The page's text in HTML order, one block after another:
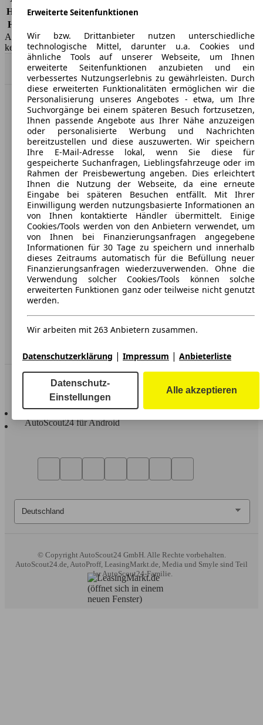
Haftpflicht -
HSN/TSN
AutoScout24 GmbH übernimmt für die Richtigkeit der Angaben
keine Gewähr.
Nach Oben
AutoScout24: Europaweit der größte Online-Automarkt.
Unternehmen
Über AutoScout24
Presse
Karriere
Werbung
AGB
Datenschutz
Impressum
Erklärung zur Barrierefreiheit
Service
In Verbindung bleiben
AutoScout24 für iOS
AutoScout24 für Android
© Copyright AutoScout24 GmbH. Alle Rechte vorbehalten.
AutoScout24.de, AutoProff, LeasingMarkt.de, Media und Smyle sind Teil
der AutoScout24-Familie.
Erweiterte Seitenfunktionen
Wir bzw. Drittanbieter nutzen unterschiedliche
technologische Mittel, darunter u.a. Cookies und
ähnliche Tools auf unserer Webseite, um Ihnen
erweiterte Seitenfunktionen anzubieten und ein
verbessertes Nutzungserlebnis zu gewährleisten. Durch
diese erweiterten Funktionalitäten ermöglichen wir die
Personalisierung unseres Angebotes - etwa, um Ihre
Suchvorgänge bei einem späteren Besuch fortzusetzen,
Ihnen passende Angebote aus Ihrer Nähe anzuzeigen
oder personalisierte Werbung und Nachrichten
bereitzustellen und diese auszuwerten. Wir speichern
Ihre E-Mail-Adresse lokal, wenn Sie diese für
gespeicherte Suchanfragen, Lieblingsfahrzeuge oder im
Rahmen der Preisbewertung angeben. Dies erleichtert
Ihnen die Nutzung der Webseite, da eine erneute
Eingabe bei späteren Besuchen entfällt. Mit Ihrer
Einwilligung werden nutzungsbasierte Informationen an
von Ihnen kontaktierte Händler übermittelt. Einige
Cookies/Tools werden von den Anbietern verwendet, um
von Ihnen bei Finanzierungsanfragen angegebene
Informationen für 30 Tage zu speichern und innerhalb
dieses Zeitraums automatisch für die Befüllung neuer
Finanzierungsanfragen wiederzuverwenden. Ohne die
Verwendung solcher Cookies/Tools können solche
erweiterten Funktionen ganz oder teilweise nicht genutzt
werden.
Wir arbeiten mit 263 Anbietern zusammen.
Datenschutzerklärung | Impressum | Anbieterliste
Datenschutz-
Einstellungen
Alle akzeptieren